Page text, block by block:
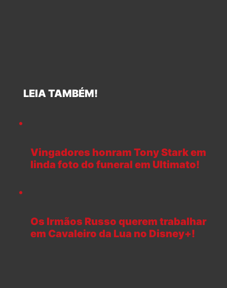
LEIA TAMBÉM!
Vingadores honram Tony Stark em
linda foto do funeral em Ultimato!
Os Irmãos Russo querem trabalhar
em Cavaleiro da Lua no Disney+!